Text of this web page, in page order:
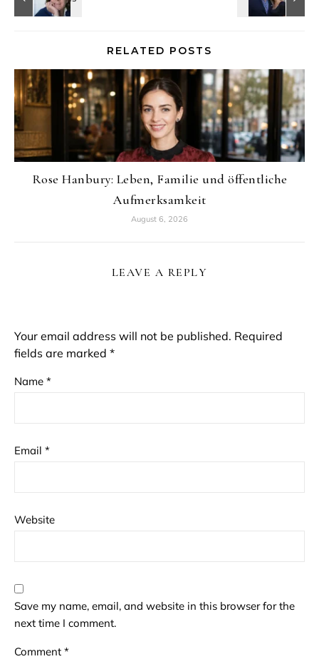
RELATED POSTS
Rose Hanbury: Leben, Familie und öffentliche
Aufmerksamkeit
August 6, 2026
LEAVE A REPLY
Your email address will not be published. Required
fields are marked *
Name *
Email *
Website
Save my name, email, and website in this browser for the
next time I comment.
Comment *